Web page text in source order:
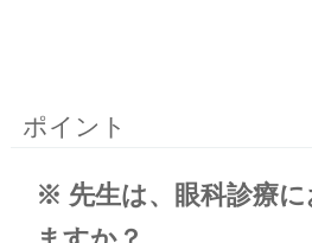
ポイント
※ 先生は、眼科診療